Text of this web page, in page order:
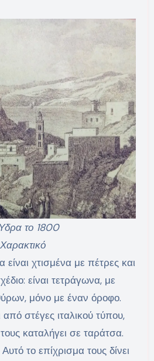
το 1800
Χαρακτικό
είναι χτισμένα με πέτρες και
είναι τετράγωνα, με
μόνο με έναν όροφο.
στέγες ιταλικού τύπου,
καταλήγει σε ταράτσα.
το επίχρισμα τους δίνει